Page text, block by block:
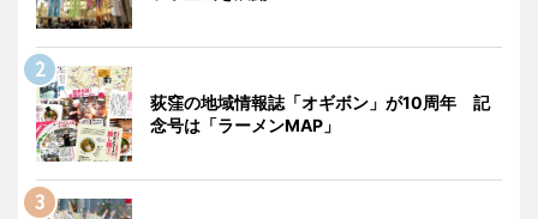
荻窪の地域情報誌「オギボン」が10周年 記
念号は「ラーメンMAP」